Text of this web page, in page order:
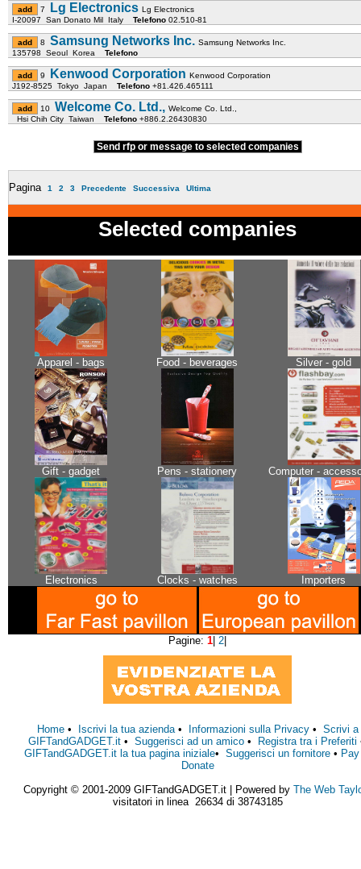
7 Lg Electronics Lg Electronics
I-20097 San Donato Mil Italy Telefono 02.510-81
8 Samsung Networks Inc. Samsung Networks Inc.
135798 Seoul Korea Telefono
9 Kenwood Corporation Kenwood Corporation
J192-8525 Tokyo Japan Telefono +81.426.465111
10 Welcome Co. Ltd., Welcome Co. Ltd.,
Hsi Chih City Taiwan Telefono +886.2.26430830
Send rfp or message to selected companies
Pagina 1 2 3 Precedente Successiva Ultima
Selected companies
Apparel - bags Food - beverages Silver - gold
Gift - gadget Pens - stationery Computer -
Electronics Clocks - watches Importers
Pagine: 1 2
Home• Iscrivi la tua azienda• Informazioni sulla Privacy• Scrivi a
GIFTandGADGET.it• Suggerisci ad un amico• Registra tra i Preferiti
GIFTandGADGET.it la tua pagina iniziale• Suggerisci un fornitore •
Donate
Copyright © 2001-2009 GIFTandGADGET.it | Powered by The Web
visitatori in linea 26634 di 38743185